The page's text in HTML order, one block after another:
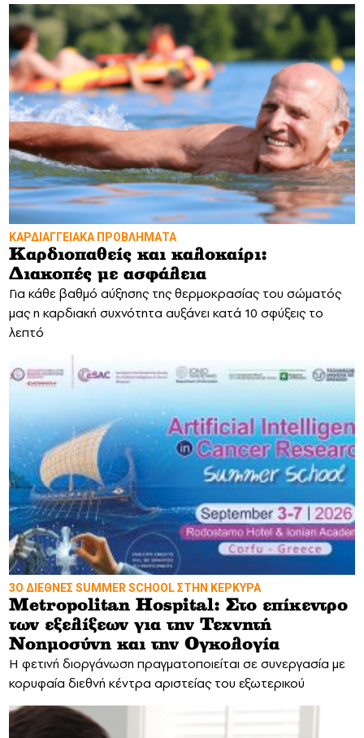
ΚΑΡΔΙΑΓΓΕΙΑΚΑ ΠΡΟΒΛΗΜΑΤΑ
Καρδιοπαθείς και καλοκαίρι:
Διακοπές με ασφάλεια
Για κάθε βαθμό αύξησης της θερμοκρασίας του σώματός
μας η καρδιακή συχνότητα αυξάνει κατά 10 σφύξεις το
λεπτό
3Ο ΔΙΕΘΝΕΣ SUMMER SCHOOL ΣΤΗΝ ΚΕΡΚΥΡΑ
Metropolitan Hospital: Στο επίκεντρο
των εξελίξεων για την Τεχνητή
Νοημοσύνη και την Ογκολογία
Η φετινή διοργάνωση πραγματοποιείται σε συνεργασία με
κορυφαία διεθνή κέντρα αριστείας του εξωτερικού